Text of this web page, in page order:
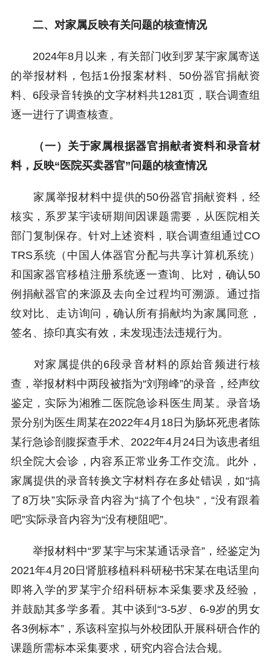
二、对家属反映有关问题的核查情况
2024年8月以来，有关部门收到罗某宇家属寄送
的举报材料，包括1份报案材料、50份器官捐献资
料、6段录音转换的文字材料共1281页，联合调查组
逐一进行了调查核查。
（一）关于家属根据器官捐献者资料和录音材
料，反映“医院买卖器官”问题的核查情况
家属举报材料中提供的50份器官捐献资料，经
核实，系罗某宇读研期间因课题需要，从医院相关
部门复制保存。针对上述资料，联合调查组通过CO
TRS系统（中国人体器官分配与共享计算机系统）
和国家器官移植注册系统逐一查询、比对，确认50
例捐献器官的来源及去向全过程均可溯源。通过指
纹对比、走访询问，确认所有捐献均为家属同意，
签名、捺印真实有效，未发现违法违规行为。
对家属提供的6段录音材料的原始音频进行核
查，举报材料中两段被指为“刘翔峰”的录音，经声纹
鉴定，实际为湘雅二医院急诊科医生周某。录音场
景分别为医生周某在2022年4月18日为肠坏死患者陈
某行急诊剖腹探查手术、2022年4月24日为该患者组
织全院大会诊，内容系正常业务工作交流。此外，
家属提供的录音转换文字材料存在多处错误，如“搞
了8万块”实际录音内容为“搞了个包块”，“没有跟着
吧”实际录音内容为“没有梗阻吧”。
举报材料中“罗某宇与宋某通话录音”，经鉴定为
2021年4月20日肾脏移植科科研秘书宋某在电话里向
即将入学的罗某宇介绍科研标本采集要求及经验，
并鼓励其多学多看。其中谈到“3-5岁、6-9岁的男女
各3例标本”，系该科室拟与外校团队开展科研合作的
课题所需标本采集要求，研究内容合法合规。